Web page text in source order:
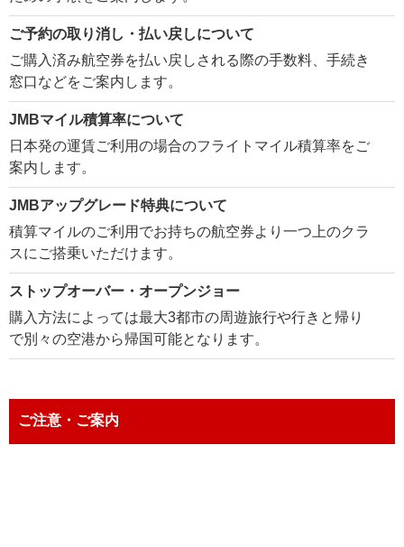
ご予約の取り消し・払い戻しについて
ご購入済み航空券を払い戻しされる際の手数料、手続き
窓口などをご案内します。
JMBマイル積算率について
日本発の運賃ご利用の場合のフライトマイル積算率をご
案内します。
JMBアップグレード特典について
積算マイルのご利用でお持ちの航空券より一つ上のクラ
スにご搭乗いただけます。
ストップオーバー・オープンジョー
購入方法によっては最大3都市の周遊旅行や行きと帰り
で別々の空港から帰国可能となります。
ご注意・ご案内